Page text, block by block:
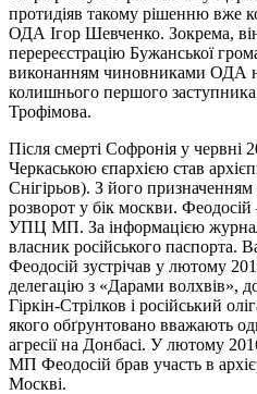
протидіяв такому рішенню вже
ОДА Ігор Шевченко. Зокрема,
перереєстрацію Бужанської
виконанням чиновниками ОДА
колишнього першого
Трофімова.
Після смерті Софронія у червні
Черкаською єпархією став
Снігірьов). З його призначенням
розворот у бік москви.
УПЦ МП. За інформацією
власник російського паспорта.
Феодосій зустрічав у лютому
делегацію з «Дарами волхвів»,
Гіркін-Стрілков і російський
якого обґрунтовано вважають
агресії на Донбасі. У лютому
МП Феодосій брав участь в
Москві.